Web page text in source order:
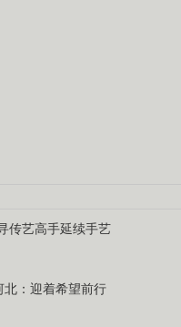
传艺高手延续手艺
北：迎着希望前行